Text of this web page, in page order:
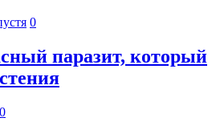
0
паразит, который
0